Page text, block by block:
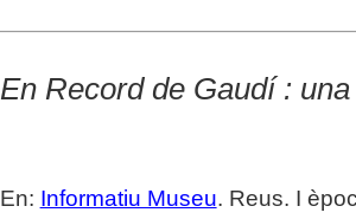
En Record de Gaudí :
En: Informatiu Museu. Reus. I